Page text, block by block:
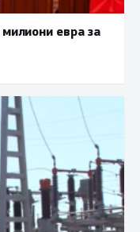
евра за